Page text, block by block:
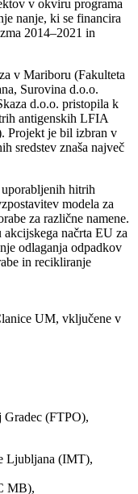
v okviru programa
nanje, ki se financira
2014–2021 in
v Mariboru (Fakulteta
Surovina d.o.o.
d.o.o. pristopila k
antigenskih LFIA
Projekt je bil izbran v
sredstev znaša največ
hitrih
modela za
za različne namene.
načrta EU za
odlaganja odpadkov
in recikliranje
UM, vključene v
Gradec (FTPO),
Ljubljana (IMT),
MB),